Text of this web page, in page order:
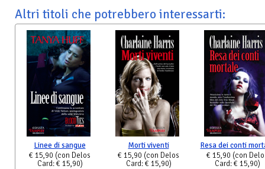
Altri titoli che potrebbero interessarti:
Linee di sangue
€ 15,90 (con Delos
Card: € 15,90)
Morti viventi
€ 15,90 (con Delos
Card: € 15,90)
Resa dei conti
€ 15,90 (con
Card: € 15,90)